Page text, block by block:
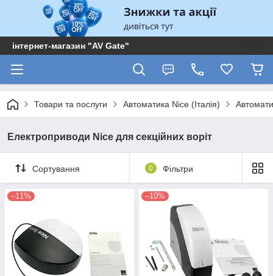
інтернет-магазин "AV Gate"
Товари та послуги Автоматика Nice (Італія)
Електроприводи Nice для секційних воріт
Сортування 0 Фільтри
–11% –10%